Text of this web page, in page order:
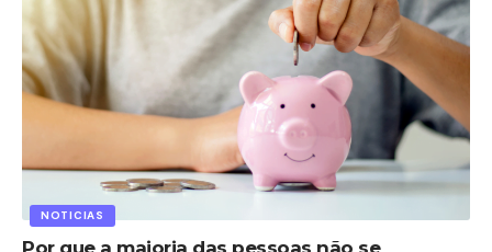
NOTICIAS
Por que a maioria das pessoas não se